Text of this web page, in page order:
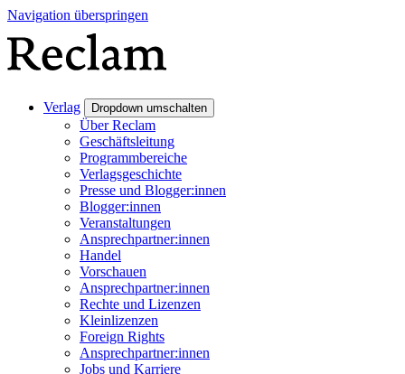
Navigation überspringen
Verlag Dropdown umschalten
Über Reclam
Geschäftsleitung
Programmbereiche
Verlagsgeschichte
Presse und Blogger:innen
Blogger:innen
Veranstaltungen
Ansprechpartner:innen
Handel
Vorschauen
Ansprechpartner:innen
Rechte und Lizenzen
Kleinlizenzen
Foreign Rights
Ansprechpartner:innen
Jobs und Karriere